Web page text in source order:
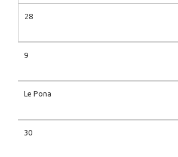
28
9
Le Pona
30